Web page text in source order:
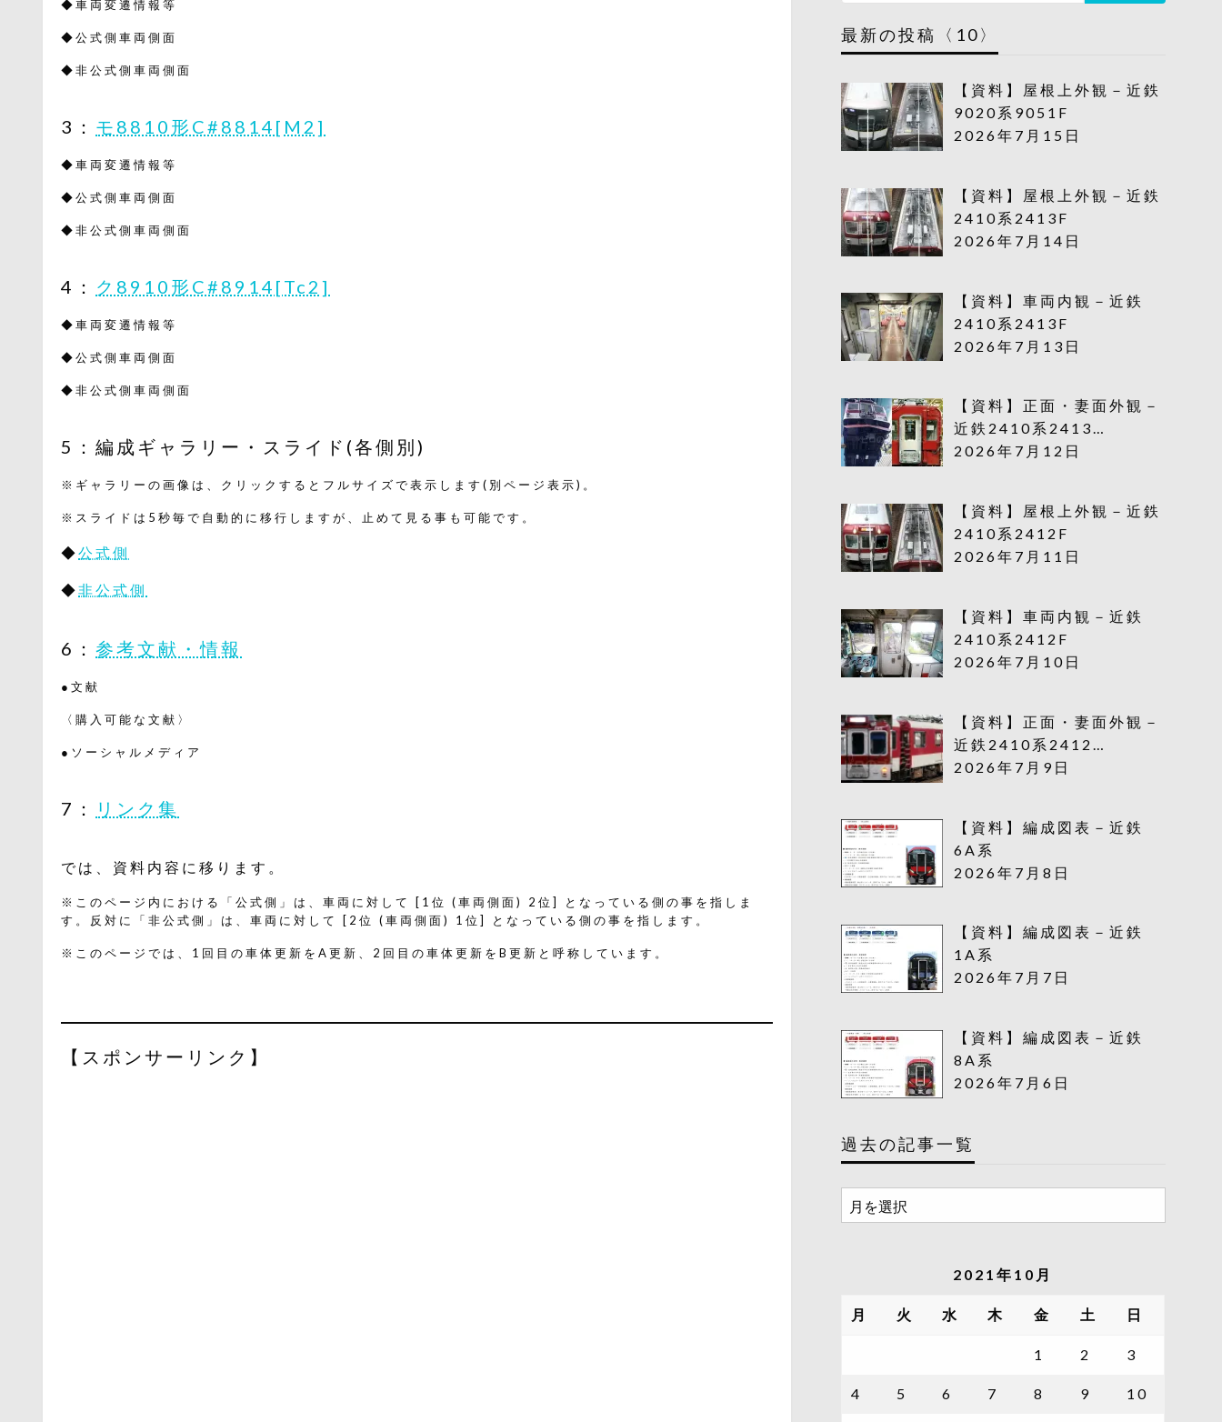
◆車両変遷情報等
◆公式側車両側面
◆非公式側車両側面
3： モ8810形C#8814[M2]
◆車両変遷情報等
◆公式側車両側面
◆非公式側車両側面
4： ク8910形C#8914[Tc2]
◆車両変遷情報等
◆公式側車両側面
◆非公式側車両側面
5：編成ギャラリー・スライド(各側別)
※ギャラリーの画像は、クリックするとフルサイズで表示します(別ページ表示)。
※スライドは5秒毎で自動的に移行しますが、止めて見る事も可能です。
◆公式側
◆非公式側
6： 参考文献・情報
●文献
〈購入可能な文献〉
●ソーシャルメディア
7： リンク集
では、資料内容に移ります。
※このページ内における「公式側」は、車両に対して [1位 (車両側面) 2位] となっている側の事を指しま
す。反対に「非公式側」は、車両に対して [2位 (車両側面) 1位] となっている側の事を指します。
※このページでは、1回目の車体更新をA更新、2回目の車体更新をB更新と呼称しています。
【スポンサーリンク】
最新の投稿〈10〉
【資料】屋根上外観－近鉄
9020系9051F
2026年7月15日
【資料】屋根上外観－近鉄
2410系2413F
2026年7月14日
【資料】車両内観－近鉄
2410系2413F
2026年7月13日
【資料】正面・妻面外観－
近鉄2410系2413…
2026年7月12日
【資料】屋根上外観－近鉄
2410系2412F
2026年7月11日
【資料】車両内観－近鉄
2410系2412F
2026年7月10日
【資料】正面・妻面外観－
近鉄2410系2412…
2026年7月9日
【資料】編成図表－近鉄
6A系
2026年7月8日
【資料】編成図表－近鉄
1A系
2026年7月7日
【資料】編成図表－近鉄
8A系
2026年7月6日
過去の記事一覧
過
去
一
2021年10月
月 火 水 木 金 土 日
1 2 3
4 5 6 7 8 9 10